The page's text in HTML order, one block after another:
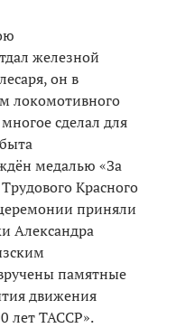
железной
он в
локомотивного
сделал для
медалью «За
Красного
приняли
Александра
памятные
движения
лет ТАССР».